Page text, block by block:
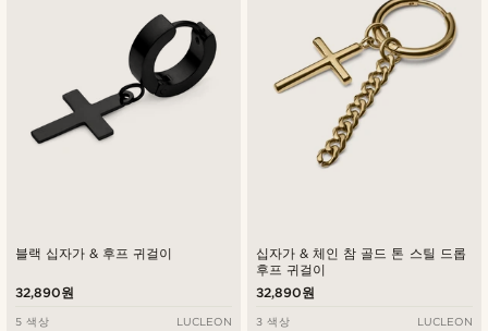
블랙 십자가 & 후프 귀걸이
32,890원
5 색상 LUCLEON
십자가 & 체인 참 골드 톤 스틸 드롭
후프 귀걸이
32,890원
3 색상 LUCLEON